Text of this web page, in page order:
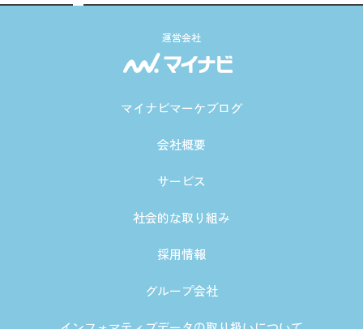
運営会社
マイナビマーケブログ
会社概要
サービス
社会的な取り組み
採用情報
グループ会社